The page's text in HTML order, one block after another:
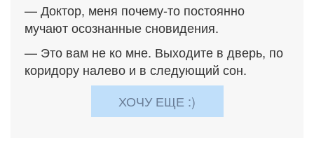
— Доктор, меня почему-то постоянно
мучают осознанные сновидения.
— Это вам не ко мне. Выходите в дверь, по
коридору налево и в следующий сон.
ХОЧУ ЕЩЕ :)